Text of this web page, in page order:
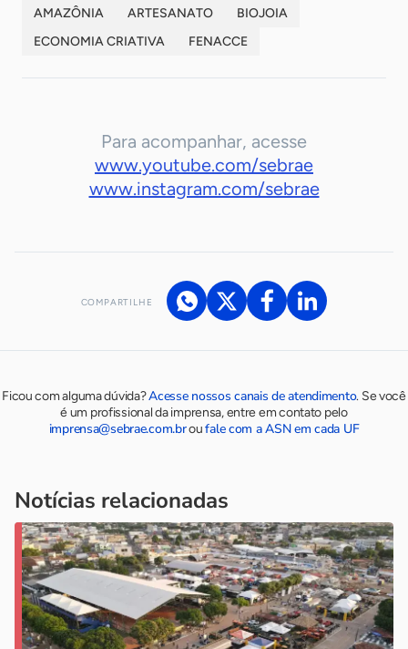
AMAZÔNIA ARTESANATO
BIOJOIA
ECONOMIA CRIATIVA
FENACCE
Para acompanhar, acesse
www.youtube.com/sebrae
www.instagram.com/sebrae
COMPARTILHE
Ficou com alguma dúvida?Acesse nossos canais de atendimento. Se você
é um profissional da imprensa, entre em contato pelo
imprensa@sebrae.com.broufale com a ASN em cada UF
Notícias relacionadas